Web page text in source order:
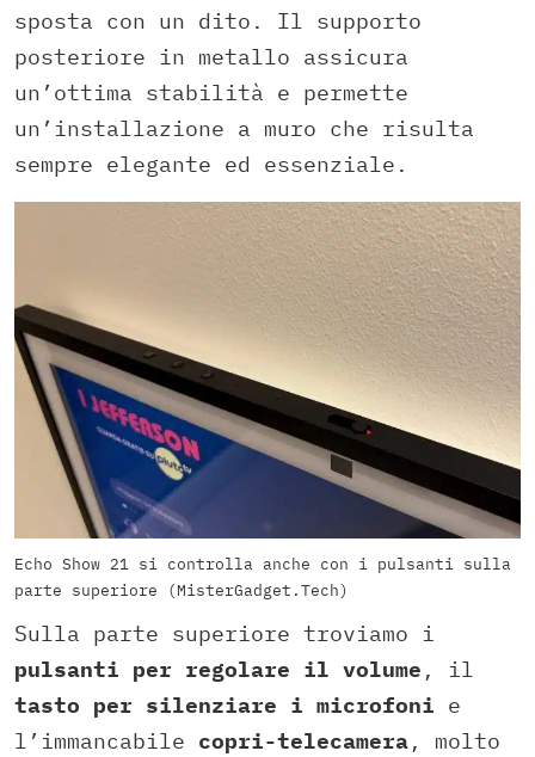
sposta con un dito. Il supporto
posteriore in metallo assicura
un’ottima stabilità e permette
un’installazione a muro che risulta
sempre elegante ed essenziale.
Echo Show 21 si controlla anche con i pulsanti sulla
parte superiore (MisterGadget.Tech)
Sulla parte superiore troviamo i
pulsanti per regolare il volume , il
tasto per silenziare i microfoni e
l’immancabile copri-telecamera, molto